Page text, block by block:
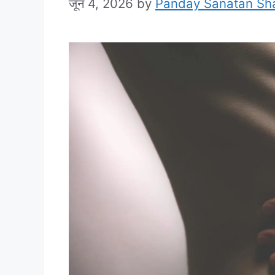
जून 4, 2026 by Panday Sanatan